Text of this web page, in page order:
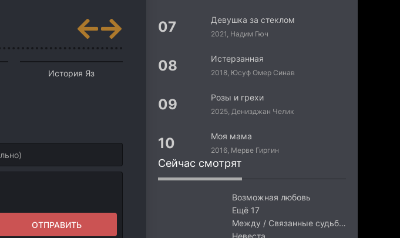
История Яз Муж-деспот / Довольно
ОТПРАВИТЬ
Девушка за стеклом
2021, Надим Гюч
Истерзанная
2018, Юсуф Омер Синав
Розы и грехи
2025, Денизджан Челик
Моя мама
2016, Мерве Гиргин
Сейчас смотрят
Возможная любовь
Ещё 17
Между / Связанные судьбой
Невеста